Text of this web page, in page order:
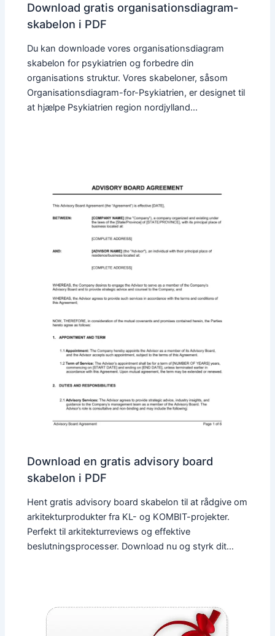
Download gratis organisationsdiagram-
skabelon i PDF
Du kan downloade vores organisationsdiagram
skabelon for psykiatrien og forbedre din
organisations struktur. Vores skabeloner, såsom
Organisationsdiagram-for-Psykiatrien, er designet til
at hjælpe Psykiatrien region nordjylland…
Download en gratis advisory board
skabelon i PDF
Hent gratis advisory board skabelon til at rådgive om
arkitekturprodukter fra KL- og KOMBIT-projekter.
Perfekt til arkitekturreviews og effektive
beslutningsprocesser. Download nu og styrk dit…